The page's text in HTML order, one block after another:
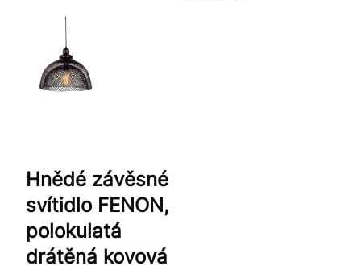
Hnědé závěsné
svítidlo FENON,
polokulatá
drátěná kovová